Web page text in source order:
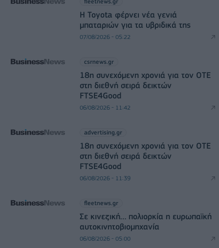
Η Toyota φέρνει νέα γενιά
μπαταριών για τα υβριδικά της
07/08/2026 - 05:22
csrnews.gr
18η συνεχόμενη χρονιά για τον ΟΤΕ
στη διεθνή σειρά δεικτών
FTSE4Good
06/08/2026 - 11:42
advertising.gr
18η συνεχόμενη χρονιά για τον ΟΤΕ
στη διεθνή σειρά δεικτών
FTSE4Good
06/08/2026 - 11:39
fleetnews.gr
Σε κινεζική… πολιορκία η ευρωπαϊκή
αυτοκινητοβιομηχανία
06/08/2026 - 05:00